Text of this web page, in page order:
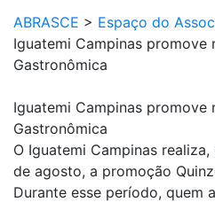
ABRASCE > Espaço do
Iguatemi Campinas promove
Gastronômica
Iguatemi Campinas promove
Gastronômica
O Iguatemi Campinas
de agosto, a promoção
Durante esse período, quem